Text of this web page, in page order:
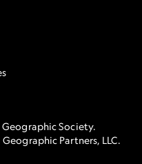
Society.
Partners, LLC.